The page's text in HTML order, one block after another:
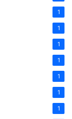
1
1
1
1
1
1
1